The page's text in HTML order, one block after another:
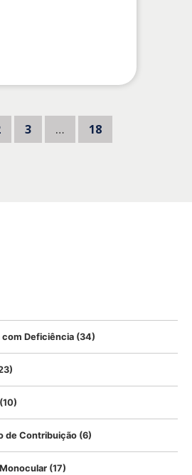
3 … 18
com Deficiência (34)
(10)
de Contribuição (6)
(17)